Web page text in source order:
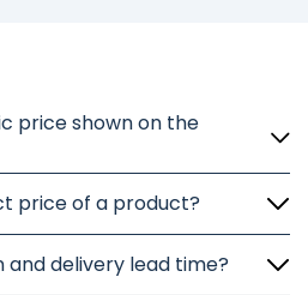
price shown on the
price of a product?
delivery lead time?